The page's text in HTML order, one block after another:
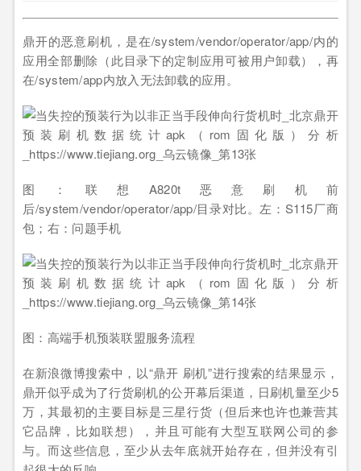
鼎开的恶意刷机，是在/system/vendor/operator/app/内的
应用全部删除（此目录下的定制应用可被用户卸载），再
在/system/app内放入无法卸载的应用。
图：联想A820t恶意刷机前
后/system/vendor/operator/app/目录对比。左：S115厂商
包；右：问题手机
图：高端手机预装联盟服务流程
在新浪微博搜索中，以“鼎开 刷机”进行搜索的结果显示，
鼎开似乎成为了行货刷机的公开幕后渠道，日刷机量至少5
万，其最初的主要目标是三星行货（但后来也许也兼营其
它品牌，比如联想），并且可能有大型互联网公司的参
与。而这些信息，至少从去年底就开始存在，但并没有引